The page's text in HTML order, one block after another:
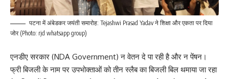
पटना में अंबेडकर जयंती समारोह: Tejashwi Prasad Yadav ने शिक्षा और एकता पर दिया
जोर (Photo: rjd whatsapp group)
एनडीए सरकार (NDA Government) न वेतन दे पा रही है और न पेंषन।
फ्री बिजली के नाम पर उपभोक्ताओं को तीन स्लैब का बिजली बिल थमाया जा रहा